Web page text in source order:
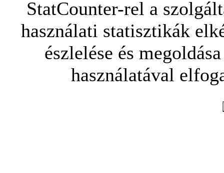
StatCounter-rel a
használati statisztikák
észlelése és
használatával